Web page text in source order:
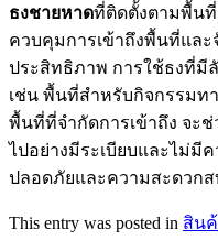
ธงชายหาดที่ติดตั้งตามพื้นที่
ควบคุมการเข้าถึงพื้นที่และ
ประสิทธิภาพ การใช้ธงที่มี
เช่น พื้นที่สำหรับกิจกรรมท
พื้นที่ที่จำกัดการเข้าถึง จะ
ไปอย่างมีระเบียบและไม่มี
ปลอดภัยและความสะดวก
This entry was posted in สิน